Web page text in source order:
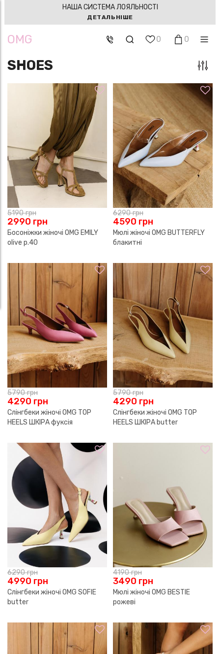
НАША СИСТЕМА ЛОЯЛЬНОСТІ
ДЕТАЛЬНІШЕ
OMG 0 0
SHOES
5190грн
2990 грн
Босоніжки жіночі OMG EMILY
olive р.40
6290грн
4590 грн
Мюлі жіночі OMG BUTTERFLY
блакитні
5790грн
4290 грн
Слінгбеки жіночі OMG TOP
HEELS ШКІРА фуксія
5790грн
4290 грн
Слінгбеки жіночі OMG TOP
HEELS ШКІРА butter
6290грн
4990 грн
Слінгбеки жіночі OMG SOFIE
butter
4190грн
3490 грн
Мюлі жіночі OMG BESTIE
рожеві